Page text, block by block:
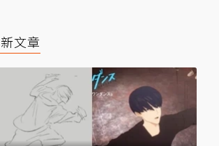
文章